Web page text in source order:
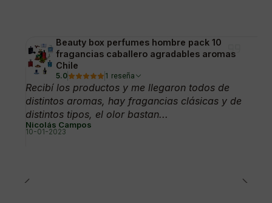
Beauty box perfumes hombre pack 10
fragancias caballero agradables aromas
Chile
5.0 1 reseña
Recibí los productos y me llegaron todos de
distintos aromas, hay fragancias clásicas y de
distintos tipos, el olor bastan...
Nicolás Campos
10-01-2023